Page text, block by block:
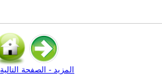
المزيد - الصفحة التالية